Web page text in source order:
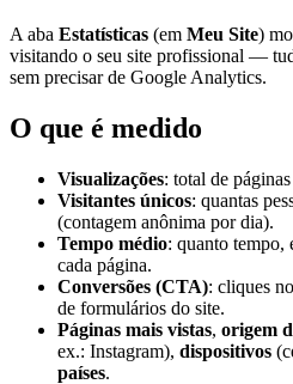
A aba Estatísticas (em Meu Site)
visitando o seu site profissional —
sem precisar de Google Analytics.
O que é medido
Visualizações: total de
Visitantes únicos: quantas
(contagem anônima por dia).
Tempo médio: quanto tempo,
cada página.
Conversões (CTA): cliques
de formulários do site.
Páginas mais vistas, origem
ex.: Instagram), dispositivos
países.